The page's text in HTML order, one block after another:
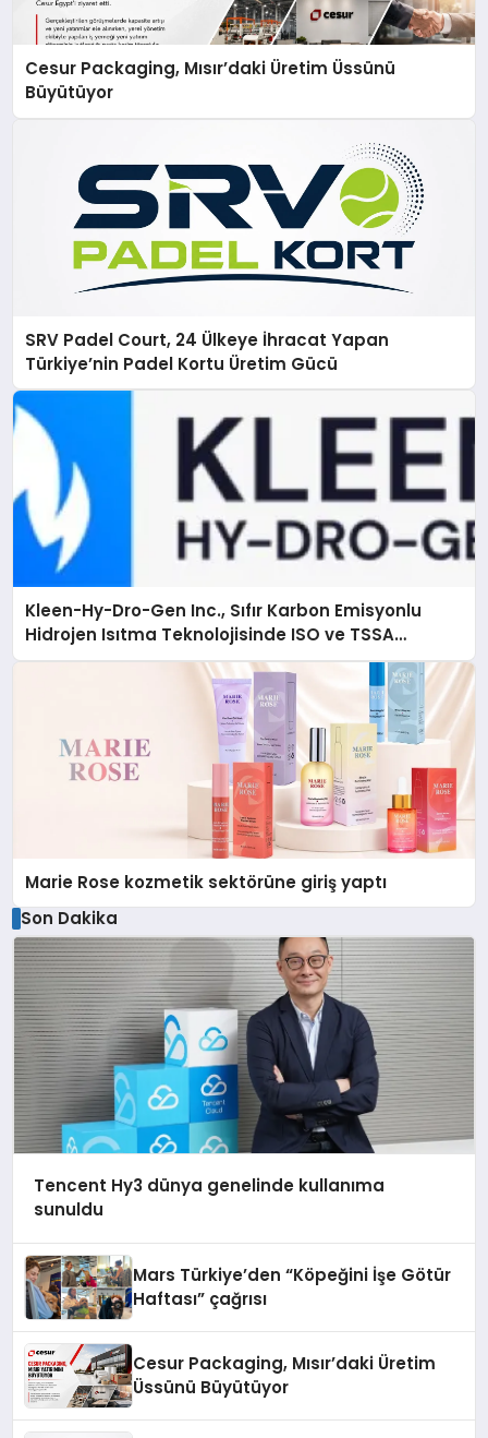
Cesur Packaging, Mısır’daki Üretim Üssünü
Büyütüyor
SRV Padel Court, 24 Ülkeye İhracat Yapan
Türkiye’nin Padel Kortu Üretim Gücü
Kleen-Hy-Dro-Gen Inc., Sıfır Karbon Emisyonlu
Hidrojen Isıtma Teknolojisinde ISO ve TSSA
Düzenleyici Onaylarını Aldı
Marie Rose kozmetik sektörüne giriş yaptı
Son Dakika
Tencent Hy3 dünya genelinde kullanıma
sunuldu
Mars Türkiye’den “Köpeğini İşe Götür
Haftası” çağrısı
Cesur Packaging, Mısır’daki Üretim
Üssünü Büyütüyor